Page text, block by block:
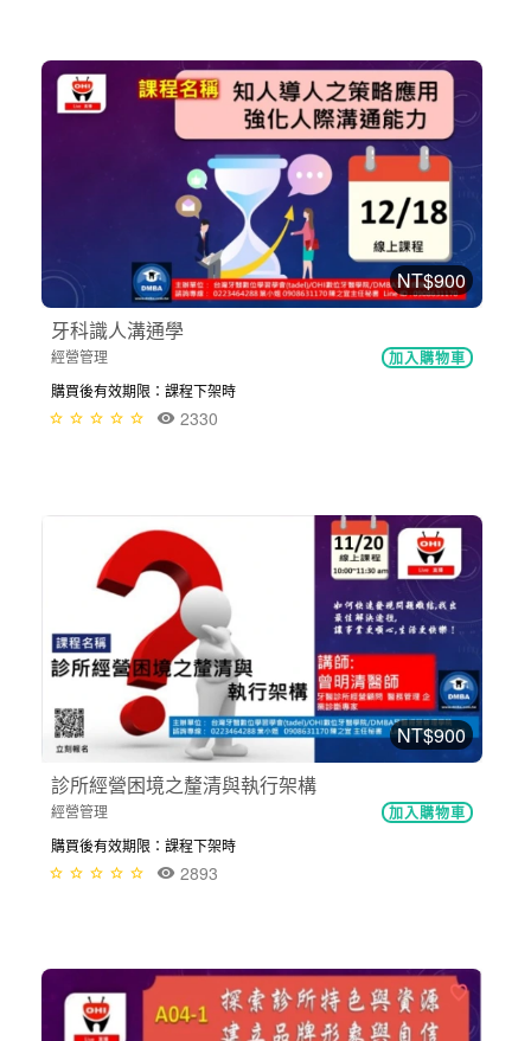
NT$900
牙科識人溝通學
經營管理 加入購物車
購買後有效期限：課程下架時
2330
NT$900
診所經營困境之釐清與執行架構
經營管理 加入購物車
購買後有效期限：課程下架時
2893